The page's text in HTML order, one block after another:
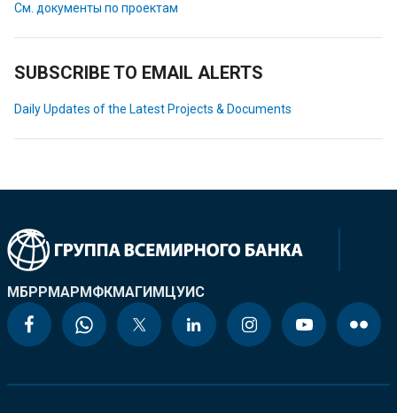
См. документы по проектам
SUBSCRIBE TO EMAIL ALERTS
Daily Updates of the Latest Projects & Documents
МБРРМАРМФКМАГИМЦУИС